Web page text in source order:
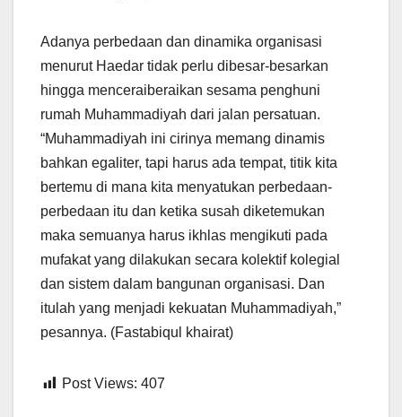
Adanya perbedaan dan dinamika organisasi
menurut Haedar tidak perlu dibesar-besarkan
hingga menceraiberaikan sesama penghuni
rumah Muhammadiyah dari jalan persatuan.
“Muhammadiyah ini cirinya memang dinamis
bahkan egaliter, tapi harus ada tempat, titik kita
bertemu di mana kita menyatukan perbedaan-
perbedaan itu dan ketika susah diketemukan
maka semuanya harus ikhlas mengikuti pada
mufakat yang dilakukan secara kolektif kolegial
dan sistem dalam bangunan organisasi. Dan
itulah yang menjadi kekuatan Muhammadiyah,”
pesannya. (Fastabiqul khairat)
Post Views: 407